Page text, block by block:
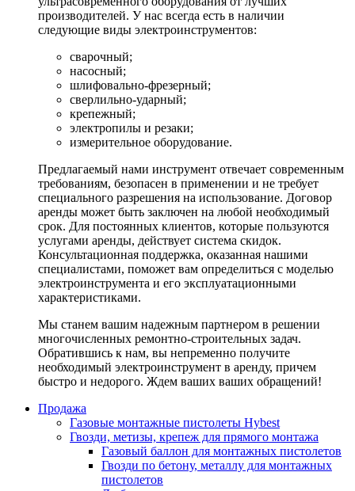
производителей. У нас всегда есть в наличии
следующие виды электроинструментов:
сварочный;
насосный;
шлифовально-фрезерный;
сверлильно-ударный;
крепежный;
электропилы и резаки;
измерительное оборудование.
Предлагаемый нами инструмент отвечает современным
требованиям, безопасен в применении и не требует
специального разрешения на использование. Договор
аренды может быть заключен на любой необходимый
срок. Для постоянных клиентов, которые пользуются
услугами аренды, действует система скидок.
Консультационная поддержка, оказанная нашими
специалистами, поможет вам определиться с моделью
электроинструмента и его эксплуатационными
характеристиками.
Мы станем вашим надежным партнером в решении
многочисленных ремонтно-строительных задач.
Обратившись к нам, вы непременно получите
необходимый электроинструмент в аренду, причем
быстро и недорого. Ждем ваших ваших обращений!
Продажа
Газовые монтажные пистолеты Hybest
Гвозди, метизы, крепеж для прямого монтажа
Газовый баллон для монтажных пистолетов
Гвозди по бетону, металлу для монтажных
пистолетов